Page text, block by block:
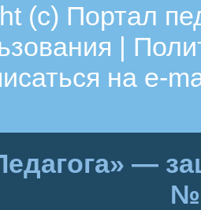
(c) Портал
|
на e-
—